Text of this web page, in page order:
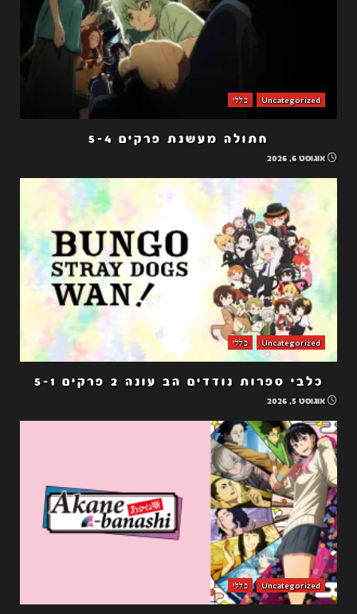
Uncategorized כללי
חתולה מעשנת פרקים 5-4
אוגוסט 6, 2026
Uncategorized כללי
כלבי ספרות נודדים הב עונה 2 פרקים 5-1
אוגוסט 5, 2026
Uncategorized כללי